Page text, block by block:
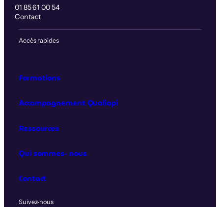
01 85 61 00 54
Contact
Accès rapides
Formations
Accompagnement Qualiopi
Ressources
Qui sommes‑nous
Contact
Suivez‑nous